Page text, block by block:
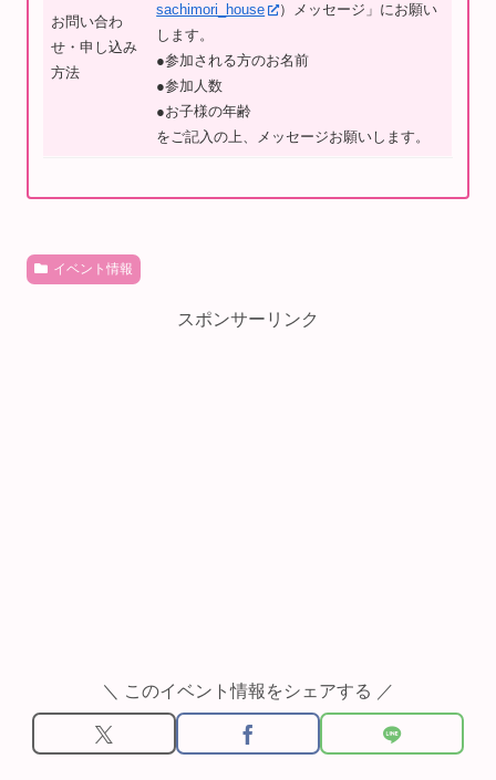
お問い合わ
せ・申し込み
方法
sachimori_house
）メッセージ」にお願い
します。
●参加される方のお名前
●参加人数
●お子様の年齢
をご記入の上、メッセージお願いします。
イベント情報
スポンサーリンク
＼ このイベント情報をシェアする ／